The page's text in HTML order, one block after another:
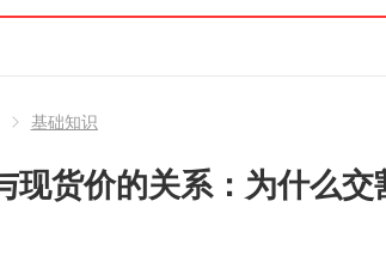
基础知识
现货价的关系：为什么